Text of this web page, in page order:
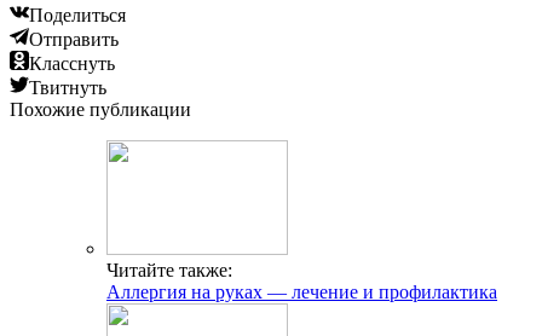
Поделиться
Отправить
Класснуть
Твитнуть
Похожие публикации
Читайте также:
Аллергия на руках — лечение и профилактика